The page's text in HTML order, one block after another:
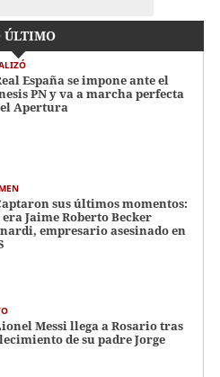
ÚLTIMO
España se impone ante el
PN y va a marcha perfecta
Apertura
sus últimos momentos:
era Jaime Roberto Becker
empresario asesinado en
Messi llega a Rosario tras
de su padre Jorge